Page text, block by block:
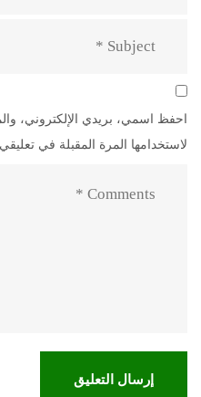
احفظ اسمي، بريدي الإلكتروني،
لاستخدامها المرة المقبلة في